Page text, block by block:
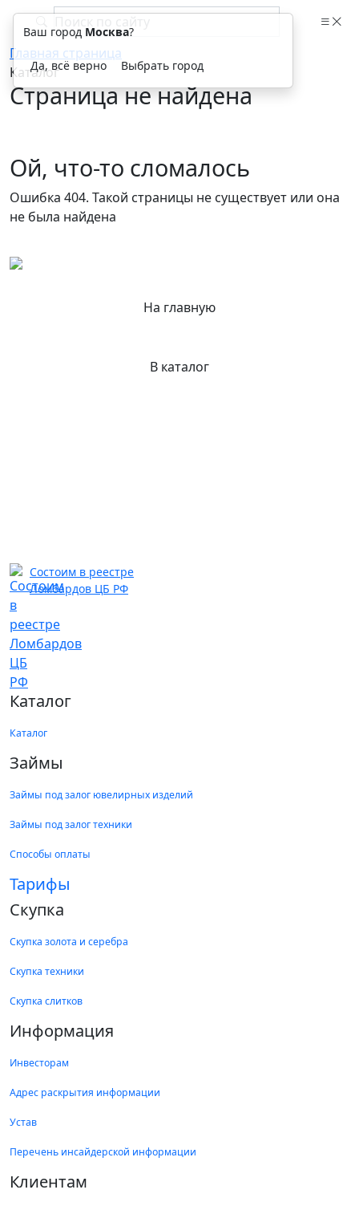
Главная страница
Каталог
Страница не найдена
Ой, что-то сломалось
Ошибка 404. Такой страницы не существует или она
не была найдена
На главную
В каталог
Состоим в реестре
Ломбардов ЦБ РФ
Каталог
Каталог
Займы
Займы под залог ювелирных изделий
Займы под залог техники
Способы оплаты
Тарифы
Скупка
Скупка золота и серебра
Скупка техники
Скупка слитков
Информация
Инвесторам
Адрес раскрытия информации
Устав
Перечень инсайдерской информации
Клиентам
Ваш город Москва?
Да, всё верно Выбрать город